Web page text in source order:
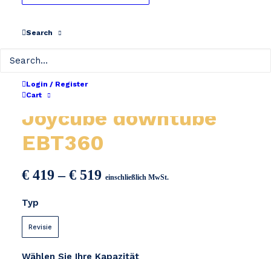
Search
Login / Register
Cart
Joycube downtube
EBT360
€ 419 –€ 519Preisspanne:
einschließlich MwSt.
Typ
Revisie
Wählen Sie Ihre Kapazität